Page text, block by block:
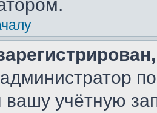
учётную